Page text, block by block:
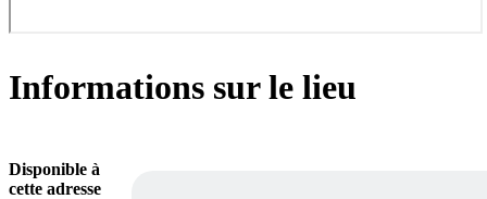
Informations sur le lieu
Disponible à
cette adresse